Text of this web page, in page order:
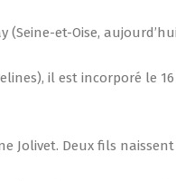
et-Oise, aujourd’hui
il est incorporé le
Jolivet. Deux fils